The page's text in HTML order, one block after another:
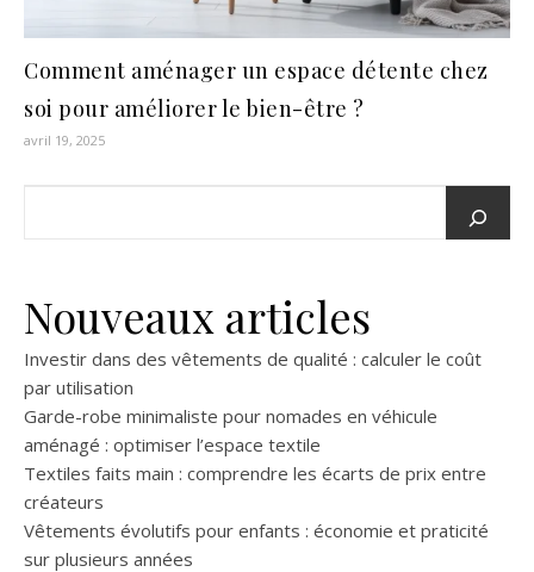
Comment aménager un espace détente chez
soi pour améliorer le bien-être ?
avril 19, 2025
Nouveaux articles
Investir dans des vêtements de qualité : calculer le coût
par utilisation
Garde-robe minimaliste pour nomades en véhicule
aménagé : optimiser l’espace textile
Textiles faits main : comprendre les écarts de prix entre
créateurs
Vêtements évolutifs pour enfants : économie et praticité
sur plusieurs années